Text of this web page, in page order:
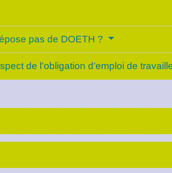
pas de DOETH ?
de l'obligation d'emploi de